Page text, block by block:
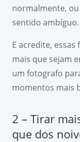
normalmente,
sentido ambíguo.
E acredite,
mais que sejam
um fotografo
momentos mais
2 – Tirar
que dos